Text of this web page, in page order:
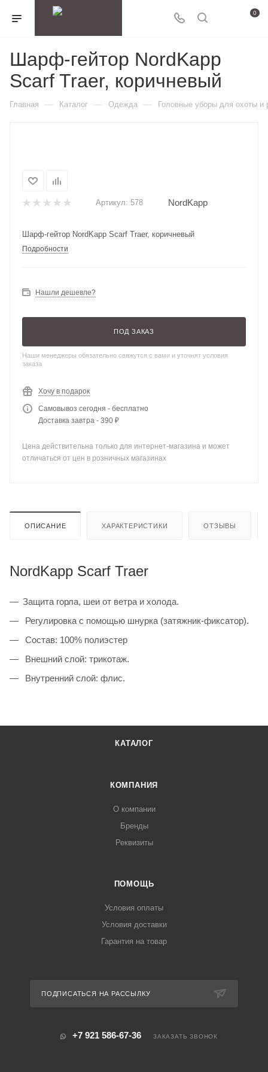
0
Шарф-гейтор NordKapp
Scarf Traer, коричневый
Главная — Каталог — Одежда — Головные уборы для охоты и
Артикул: 578 NordKapp
Шарф-гейтор NordKapp Scarf Traer, коричневый
Подробности
Нашли дешевле?
ПОД ЗАКАЗ
Наши менеджеры обязательно свяжутся с вами и уточнят условия
заказа
Хочу в подарок
Самовывоз сегодня - бесплатно
Доставка завтра - 390 ₽
Цена действительна только для интернет-магазина и может
отличаться от цен в розничных магазинах
ОПИСАНИЕ ХАРАКТЕРИСТИКИ ОТЗЫВЫ
NordKapp Scarf Traer
Защита горла, шеи от ветра и холода.
Регулировка с помощью шнурка (затяжник-фиксатор).
Состав: 100% полиэстер
Внешний слой: трикотаж.
Внутренний слой: флис.
КАТАЛОГ
КОМПАНИЯ
О компании
Бренды
Реквизиты
ПОМОЩЬ
Условия оплаты
Условия доставки
Гарантия на товар
ПОДПИСАТЬСЯ НА РАССЫЛКУ
+7 921 586-67-36 ЗАКАЗАТЬ ЗВОНОК